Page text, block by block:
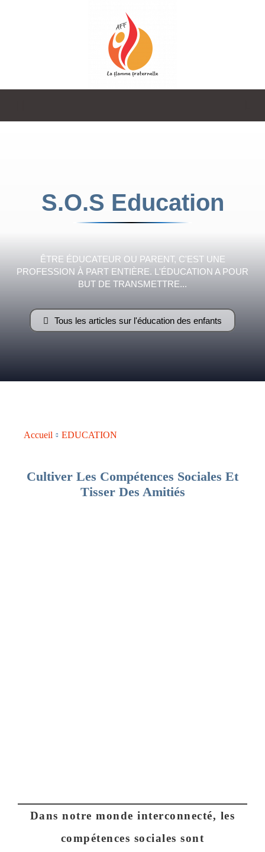
Fraternelle
–
AFF
S.O.S Education
ÊTRE ÉDUCATEUR OU PARENT, C'EST UNE
PROFESSION À PART ENTIÈRE. L'ÉDUCATION A POUR
BUT DE TRANSMETTRE...
Tous les articles sur l'éducation des enfants
Accueil EDUCATION
Cultiver Les Compétences Sociales Et
Tisser Des Amitiés
Dans notre monde interconnecté, les
compétences sociales sont